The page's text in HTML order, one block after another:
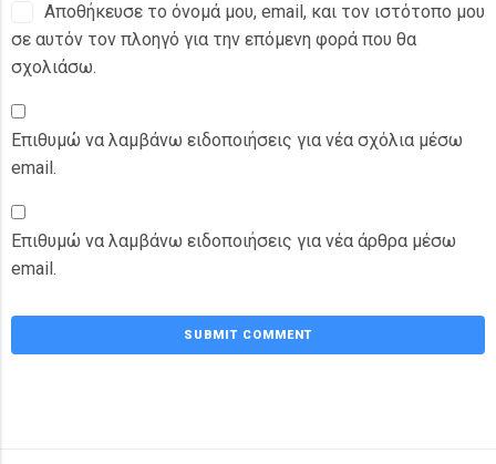
Αποθήκευσε το όνομά μου, email, και τον ιστότοπο μου
σε αυτόν τον πλοηγό για την επόμενη φορά που θα
σχολιάσω.
Επιθυμώ να λαμβάνω ειδοποιήσεις για νέα σχόλια μέσω
email.
Επιθυμώ να λαμβάνω ειδοποιήσεις για νέα άρθρα μέσω
email.